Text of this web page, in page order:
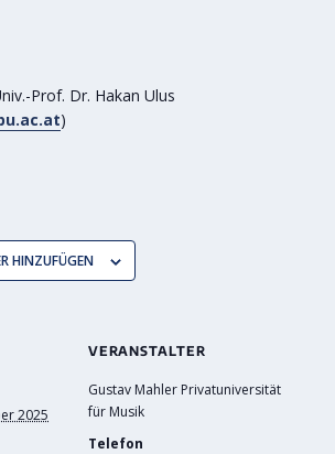
Prof. Dr. Hakan Ulus
)
HINZUFÜGEN
2025
VERANSTALTER
Gustav Mahler Privatuniversität
für Musik
Telefon